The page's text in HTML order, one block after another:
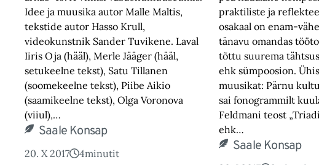
Idee ja muusika autor Malle Maltis,
tekstide autor Hasso Krull,
videokunstnik Sander Tuvikene. Laval
Iiris Oja (hääl), Merle Jääger (hääl,
setukeelne tekst), Satu Tillanen
(soomekeelne tekst), Piibe Aikio
(saamikeelne tekst), Olga Voronova
(viiul),…
Saale Konsap
20. X 2017 4minutit
praktiliste ja
osakaal on enam-
tänavu omandas
tõttu suurema
ehk sümpoosion.
muusikat: Pärnu
sai fonogrammilt
Feldmani teost
ehk…
Saale Konsap